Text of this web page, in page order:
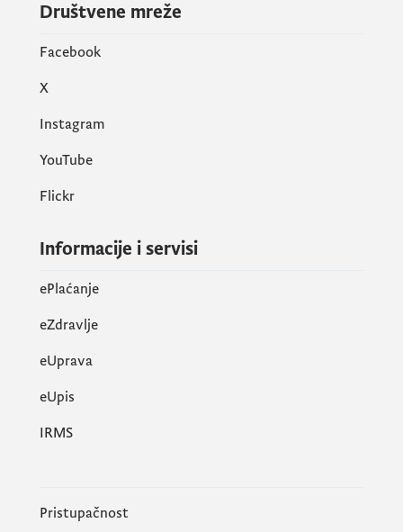
Društvene mreže
Facebook
X
Instagram
YouTube
Flickr
Informacije i servisi
ePlaćanje
eZdravlje
eUprava
еUpis
IRMS
Pristupačnost